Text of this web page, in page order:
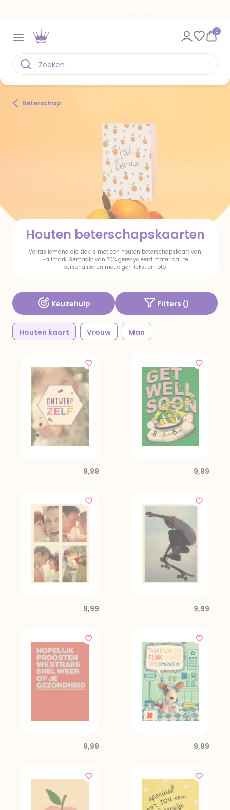
0
Beterschap
Houten beterschapskaarten
Verras iemand die ziek is met een houten beterschapskaart van
Hallmark. Gemaakt van 70% gerecycleerd materiaal, te
personaliseren met eigen tekst en foto.
Keuzehulp Filters ()
Houten kaart Vrouw Man
9,99 9,99
9,99 9,99
9,99 9,99